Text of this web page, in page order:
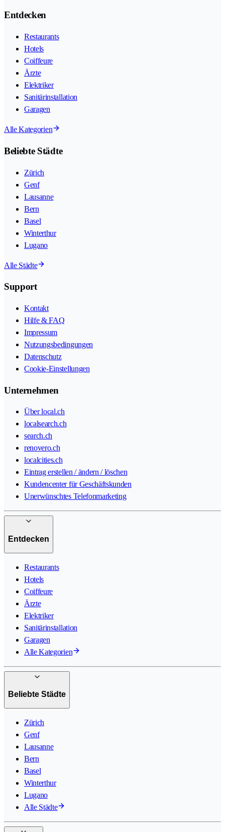
Entdecken
Restaurants
Hotels
Coiffeure
Ärzte
Elektriker
Sanitärinstallation
Garagen
Alle Kategorien
Beliebte Städte
Zürich
Genf
Lausanne
Bern
Basel
Winterthur
Lugano
Alle Städte
Support
Kontakt
Hilfe & FAQ
Impressum
Nutzungsbedingungen
Datenschutz
Cookie-Einstellungen
Unternehmen
Über local.ch
localsearch.ch
search.ch
renovero.ch
localcities.ch
Eintrag erstellen / ändern / löschen
Kundencenter für Geschäftskunden
Unerwünschtes Telefonmarketing
Entdecken
Restaurants
Hotels
Coiffeure
Ärzte
Elektriker
Sanitärinstallation
Garagen
Alle Kategorien
Beliebte Städte
Zürich
Genf
Lausanne
Bern
Basel
Winterthur
Lugano
Alle Städte